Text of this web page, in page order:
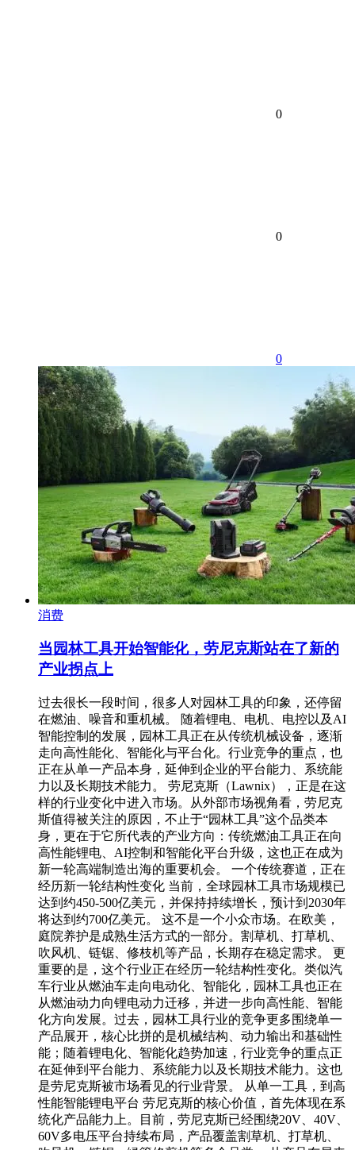
0
0
0
消费
当园林工具开始智能化，劳尼克斯站在了新的
产业拐点上
过去很长一段时间，很多人对园林工具的印象，还停留
在燃油、噪音和重机械。 随着锂电、电机、电控以及AI
智能控制的发展，园林工具正在从传统机械设备，逐渐
走向高性能化、智能化与平台化。行业竞争的重点，也
正在从单一产品本身，延伸到企业的平台能力、系统能
力以及长期技术能力。 劳尼克斯（Lawnix），正是在这
样的行业变化中进入市场。从外部市场视角看，劳尼克
斯值得被关注的原因，不止于“园林工具”这个品类本
身，更在于它所代表的产业方向：传统燃油工具正在向
高性能锂电、AI控制和智能化平台升级，这也正在成为
新一轮高端制造出海的重要机会。 一个传统赛道，正在
经历新一轮结构性变化 当前，全球园林工具市场规模已
达到约450-500亿美元，并保持持续增长，预计到2030年
将达到约700亿美元。 这不是一个小众市场。在欧美，
庭院养护是成熟生活方式的一部分。割草机、打草机、
吹风机、链锯、修枝机等产品，长期存在稳定需求。 更
重要的是，这个行业正在经历一轮结构性变化。类似汽
车行业从燃油车走向电动化、智能化，园林工具也正在
从燃油动力向锂电动力迁移，并进一步向高性能、智能
化方向发展。过去，园林工具行业的竞争更多围绕单一
产品展开，核心比拼的是机械结构、动力输出和基础性
能；随着锂电化、智能化趋势加速，行业竞争的重点正
在延伸到平台能力、系统能力以及长期技术能力。这也
是劳尼克斯被市场看见的行业背景。 从单一工具，到高
性能智能锂电平台 劳尼克斯的核心价值，首先体现在系
统化产品能力上。目前，劳尼克斯已经围绕20V、40V、
60V多电压平台持续布局，产品覆盖割草机、打草机、